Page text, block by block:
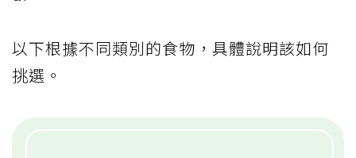
以下根據不同類別的食物，具體說明該如何
挑選。